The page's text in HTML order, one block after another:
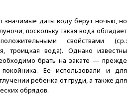
значимые даты воду берут ночью, но
поскольку такая вода обладает
свойствами (ср.:
троицкая вода). Однако известны
брать на закате — прежде
Ее использовали и для
ребенка от груди, а также для
обрядов.